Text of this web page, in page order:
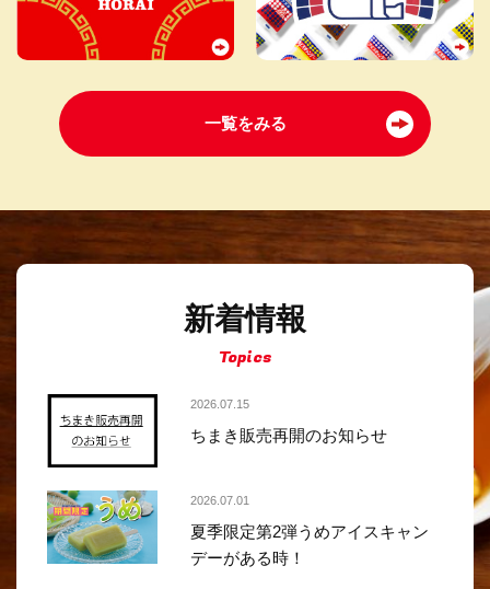
一覧をみる
新着情報
Topics
2026.07.15
ちまき販売再開のお知らせ
2026.07.01
夏季限定第2弾うめアイスキャン
デーがある時！